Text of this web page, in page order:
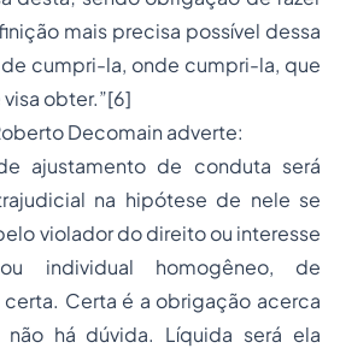
mais precisa possível dessa
cumpri-la, onde cumpri-la, que
obter.”[6]
Decomain adverte:
ajustamento de conduta será
na hipótese de nele se
violador do direito ou interesse
individual homogêneo, de
Certa é a obrigação acerca
há dúvida. Líquida será ela